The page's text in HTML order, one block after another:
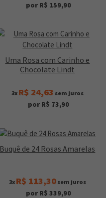
por R$ 159,90
Uma Rosa com Carinho e
Chocolate Lindt
3x R$ 24,63 sem juros
por R$ 73,90
Buquê de 24 Rosas Amarelas
3x R$ 113,30sem juros
por R$ 339,90